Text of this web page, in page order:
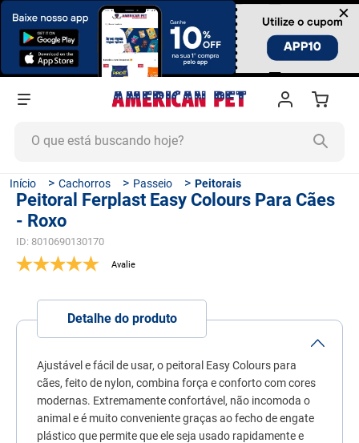
×
Cachorros Passeio Peitorais
Peitoral Ferplast Easy Colours Para Cães
- Roxo
ID: 8010690130170
Detalhe do produto
Ajustável e fácil de usar, o peitoral Easy Colours para
cães, feito de nylon, combina força e conforto com cores
modernas. Extremamente confortável, não incomoda o
animal e é muito conveniente graças ao fecho de engate
plástico que permite que ele seja usado rapidamente e
TERMOS MAIS BUSCADOS
1
ração cachorro
6º
7º
fórmula natural
8º
quatree
9º
ração premier